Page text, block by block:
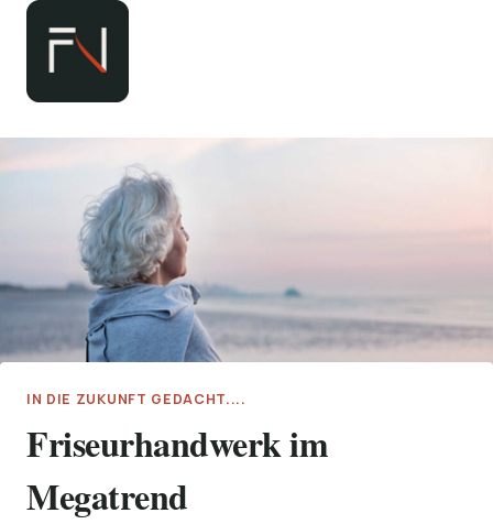
Zum
springen
IN DIE ZUKUNFT GEDACHT....
Friseurhandwerk im
Megatrend